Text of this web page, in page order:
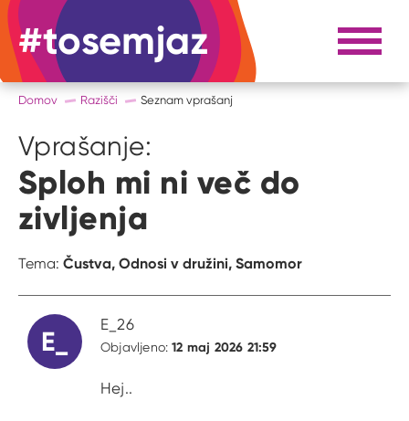
#tosemjaz #to sem jaz Razpri
Domov Razišči Seznam vprašanj
Vprašanje:
Sploh mi ni več do
zivljenja
Tema: Čustva, Odnosi v družini, Samomor
E_
E_26
Objavljeno:12 maj 2026 21:59
Hej..